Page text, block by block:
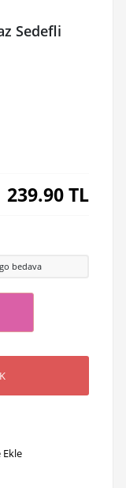
Sedefli
239.90TL
bedava
Ekle